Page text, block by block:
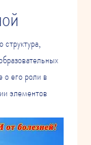
о его роли в
элементов